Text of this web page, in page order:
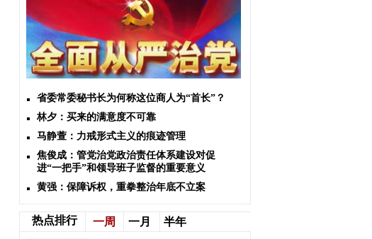
省委常委秘书长为何称这位商人为“首长”？
林夕：买来的满意度不可靠
马静萱：力戒形式主义的痕迹管理
焦俊成：管党治党政治责任体系建设对促
进“一把手”和领导班子监督的重要意义
黄强：保障诉权，重拳整治年底不立案
热点排行 一周 一月 半年